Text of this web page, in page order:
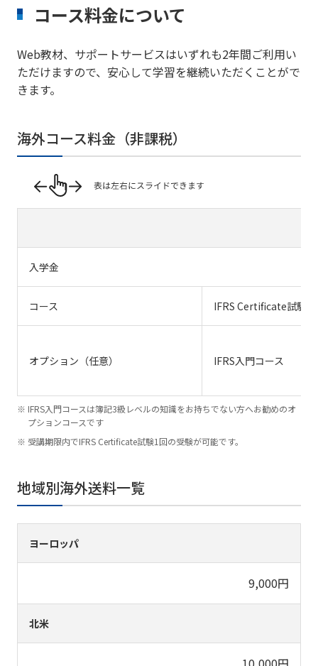
コース料金について
Web教材、サポートサービスはいずれも2年間ご利用い
ただけますので、安心して学習を継続いただくことがで
きます。
海外コース料金（非課税）
入学金
コース IFRS Certificate試験
オプション（任意） IFRS入門コース
IFRS入門コースは簿記3級レベルの知識をお持ちでない方へお勧めのオ
プションコースです
受講期限内でIFRS Certificate試験1回の受験が可能です。
地域別海外送料一覧
ヨーロッパ
9,000円
北米